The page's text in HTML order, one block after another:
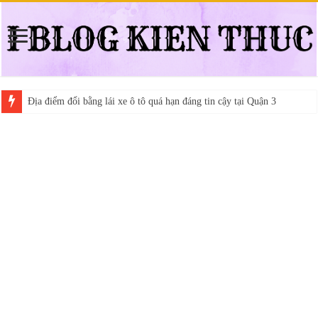
Địa điểm đổi bằng lái xe ô tô quá hạn đáng tin cậy tại Quận 3
Trung tâm nào học thi giấy phép lái xe hạng A (A2 cũ), A1 uy tín tại